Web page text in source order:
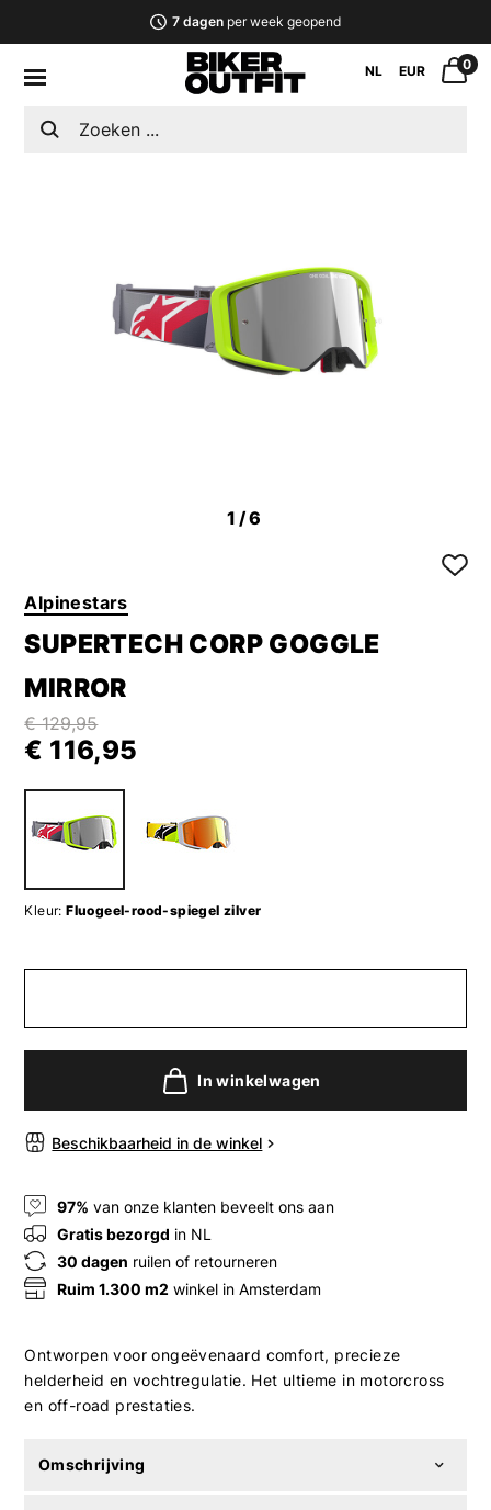
7 dagenper week geopend
NL EUR 0
1 /6
Alpinestars
SUPERTECH CORP GOGGLE
MIRROR
€ 129,95
€ 116,95
Kleur: Fluogeel-rood-spiegel zilver
In winkelwagen
Beschikbaarheid in de winkel
97% van onze klanten beveelt ons aan
Gratis bezorgd in NL
30 dagen ruilen of retourneren
Ruim 1.300 m2 winkel in Amsterdam
Ontworpen voor ongeëvenaard comfort, precieze
helderheid en vochtregulatie. Het ultieme in motorcross
en off-road prestaties.
Omschrijving